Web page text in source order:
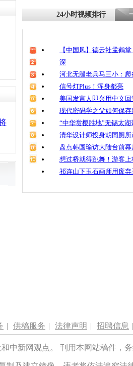
24小时视频排行
【中国风】德云社孟鹤
深
河北无腿老兵马三小：
信号灯Plus！浑身都亮
美国发言人即兴用中文回
现代密码学之父如何保
“中华赏樱胜地”无锡太
清华设计师投身胡同厕
盘点韩国瑜访大陆台前幕
想过桥就得跳舞！游客上
祁连山下玉石画师用废
| 供稿服务 | 法律声明 | 招聘信息 |
中新网观点。 刊用本网站稿件，务